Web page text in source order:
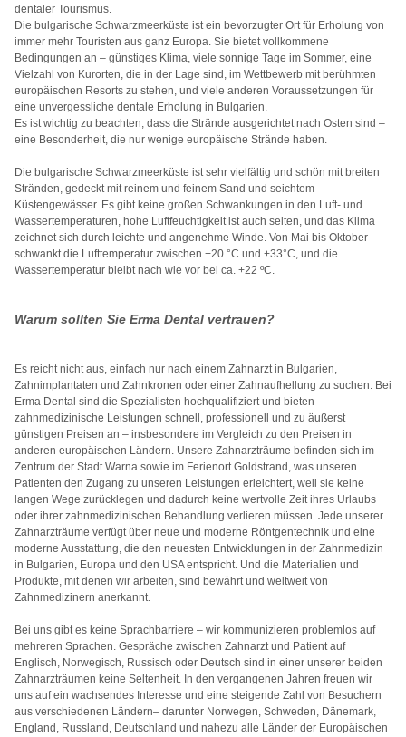
dentaler Tourismus.
Die bulgarische Schwarzmeerküste ist ein bevorzugter Ort für Erholung von
immer mehr Touristen aus ganz Europa. Sie bietet vollkommene
Bedingungen an – günstiges Klima, viele sonnige Tage im Sommer, eine
Vielzahl von Kurorten, die in der Lage sind, im Wettbewerb mit berühmten
europäischen Resorts zu stehen, und viele anderen Voraussetzungen für
eine unvergessliche dentale Erholung in Bulgarien.
Es ist wichtig zu beachten, dass die Strände ausgerichtet nach Osten sind –
eine Besonderheit, die nur wenige europäische Strände haben.
Die bulgarische Schwarzmeerküste ist sehr vielfältig und schön mit breiten
Stränden, gedeckt mit reinem und feinem Sand und seichtem
Küstengewässer. Es gibt keine großen Schwankungen in den Luft- und
Wassertemperaturen, hohe Luftfeuchtigkeit ist auch selten, und das Klima
zeichnet sich durch leichte und angenehme Winde. Von Mai bis Oktober
schwankt die Lufttemperatur zwischen +20 °C und +33°C, und die
Wassertemperatur bleibt nach wie vor bei ca. +22 ºC.
Warum sollten Sie Erma Dental vertrauen?
Es reicht nicht aus, einfach nur nach einem Zahnarzt in Bulgarien,
Zahnimplantaten und Zahnkronen oder einer Zahnaufhellung zu suchen. Bei
Erma Dental sind die Spezialisten hochqualifiziert und bieten
zahnmedizinische Leistungen schnell, professionell und zu äußerst
günstigen Preisen an – insbesondere im Vergleich zu den Preisen in
anderen europäischen Ländern. Unsere Zahnarzträume befinden sich im
Zentrum der Stadt Warna sowie im Ferienort Goldstrand, was unseren
Patienten den Zugang zu unseren Leistungen erleichtert, weil sie keine
langen Wege zurücklegen und dadurch keine wertvolle Zeit ihres Urlaubs
oder ihrer zahnmedizinischen Behandlung verlieren müssen. Jede unserer
Zahnarzträume verfügt über neue und moderne Röntgentechnik und eine
moderne Ausstattung, die den neuesten Entwicklungen in der Zahnmedizin
in Bulgarien, Europa und den USA entspricht. Und die Materialien und
Produkte, mit denen wir arbeiten, sind bewährt und weltweit von
Zahnmedizinern anerkannt.
Bei uns gibt es keine Sprachbarriere – wir kommunizieren problemlos auf
mehreren Sprachen. Gespräche zwischen Zahnarzt und Patient auf
Englisch, Norwegisch, Russisch oder Deutsch sind in einer unserer beiden
Zahnarzträumen keine Seltenheit. In den vergangenen Jahren freuen wir
uns auf ein wachsendes Interesse und eine steigende Zahl von Besuchern
aus verschiedenen Ländern– darunter Norwegen, Schweden, Dänemark,
England, Russland, Deutschland und nahezu alle Länder der Europäischen